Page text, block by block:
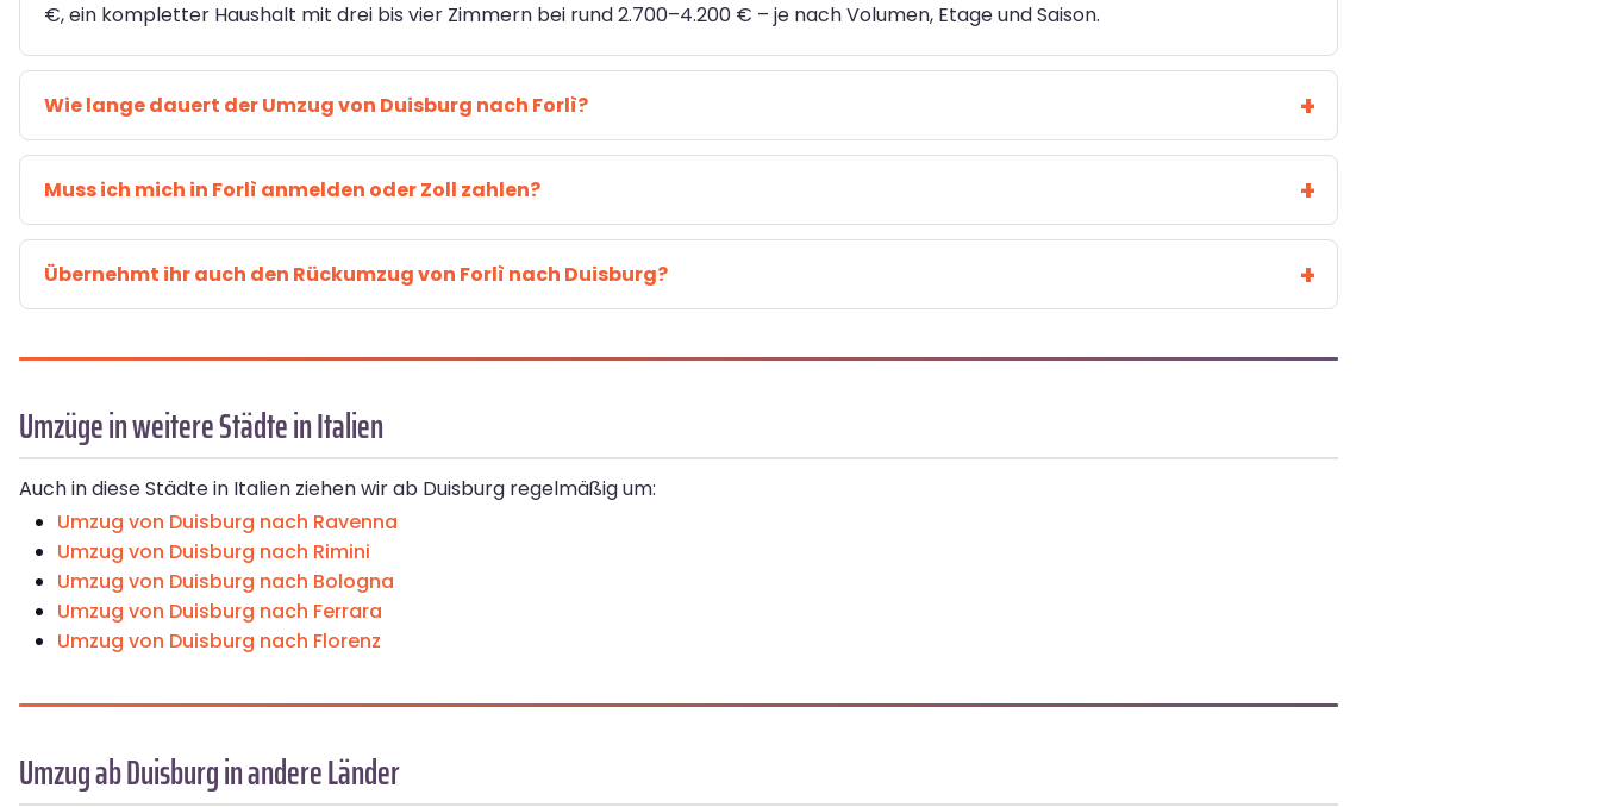
€, ein kompletter Haushalt mit drei bis vier Zimmern bei rund 2.700–4.200 € – je nach Volumen, Etage und Saison.
Wie lange dauert der Umzug von Duisburg nach Forlì?
Muss ich mich in Forlì anmelden oder Zoll zahlen?
Übernehmt ihr auch den Rückumzug von Forlì nach Duisburg?
Umzüge in weitere Städte in Italien
Auch in diese Städte in Italien ziehen wir ab Duisburg regelmäßig um:
Umzug von Duisburg nach Ravenna
Umzug von Duisburg nach Rimini
Umzug von Duisburg nach Bologna
Umzug von Duisburg nach Ferrara
Umzug von Duisburg nach Florenz
Umzug ab Duisburg in andere Länder